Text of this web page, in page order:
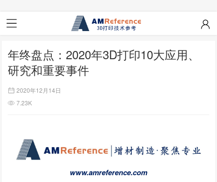
年终盘点：2020年3D打印10大应用、
研究和重要事件
2020年12月14日
7.23K
www.amreference.com